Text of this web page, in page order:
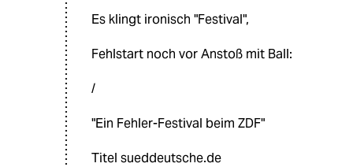
Es klingt ironisch "Festival",
Fehlstart noch vor Anstoß mit Ball:
/
"Ein Fehler-Festival beim ZDF"
Titel sueddeutsche.de